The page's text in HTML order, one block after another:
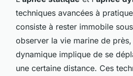
techniques avancées à
consiste à rester immobile
observer la vie marine de
dynamique implique de se
une certaine distance. Ces